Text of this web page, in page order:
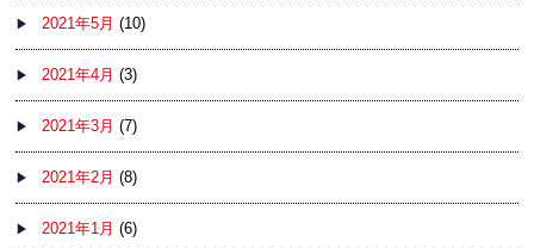
2021年5月 (10)
2021年4月 (3)
2021年3月 (7)
2021年2月 (8)
2021年1月 (6)